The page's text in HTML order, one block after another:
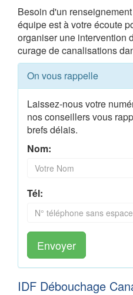
Besoin d'un
équipe est à votre écoute
organiser une intervention
curage de canalisations
On vous rappelle
Laissez-nous votre
nos conseillers vous
brefs délais.
Nom:
Tél:
Envoyer
IDF Débouchage